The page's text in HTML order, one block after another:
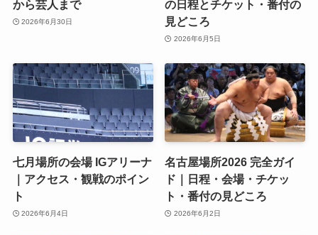
から芸人まで
2026年6月30日
の日程とチケット・番付の
見どころ
2026年6月5日
七月場所の会場 IGアリーナ
｜アクセス・観戦のポイン
ト
2026年6月4日
名古屋場所2026 完全ガイ
ド｜日程・会場・チケッ
ト・番付の見どころ
2026年6月2日